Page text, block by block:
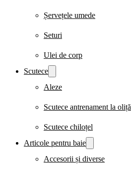
Șervețele umede
Seturi
Ulei de corp
Scutece
Aleze
Scutece antrenament la oliță
Scutece chiloțel
Articole pentru baie
Accesorii și diverse